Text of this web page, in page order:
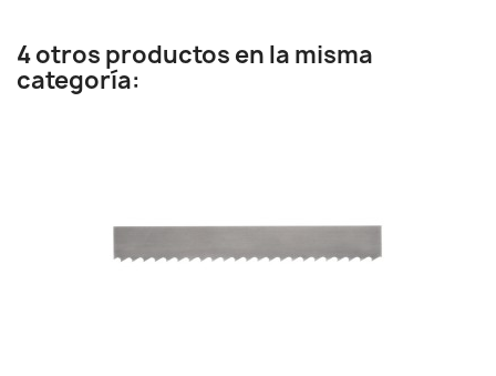
4 otros productos en la misma
categoría: